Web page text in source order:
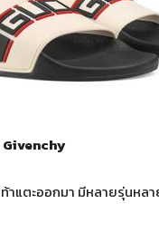
Givenchy
าแตะออกมา มีหลายรุ่นห